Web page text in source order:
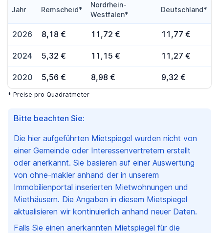
Bitte beachten Sie:
Die hier aufgeführten Mietspiegel wurden nicht von
einer Gemeinde oder Interessenvertretern erstellt
oder anerkannt. Sie basieren auf einer Auswertung
von ohne-makler anhand der in unserem
Immobilienportal inserierten Mietwohnungen und
Miethäusern. Die Angaben in diesem Mietspiegel
aktualisieren wir kontinuierlich anhand neuer Daten.
Falls Sie einen anerkannten Mietspiegel für die
Jahr Remscheid*
Nordrhein-
Westfalen*
Deutschland*
2026 8,18 € 11,72 € 11,77 €
2024 5,32 € 11,15 € 11,27 €
2020 5,56 € 8,98 € 9,32 €
* Preise pro Quadratmeter